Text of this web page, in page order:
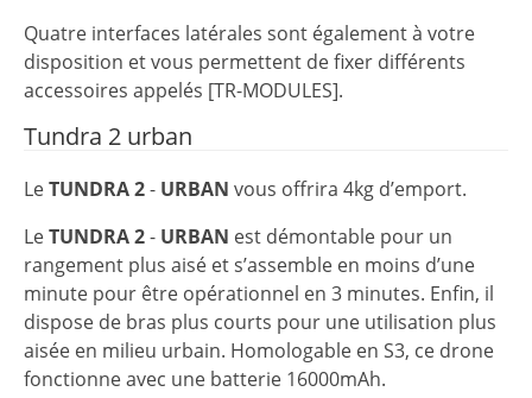
Quatre interfaces latérales sont également à votre
disposition et vous permettent de fixer différents
accessoires appelés [TR-MODULES].
Tundra 2 urban
LeTUNDRA 2- URBAN vous offrira 4kg d’emport.
LeTUNDRA 2- URBAN est démontable pour un
rangement plus aisé et s’assemble en moins d’une
minute pour être opérationnel en 3 minutes. Enfin, il
dispose de bras plus courts pour une utilisation plus
aisée en milieu urbain. Homologable en S3, ce drone
fonctionne avec une batterie 16000mAh.